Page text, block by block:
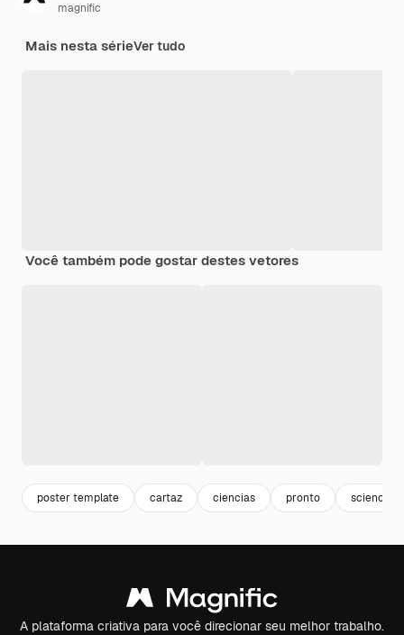
magnific
Mais nesta sérieVer tudo
Você também pode gostar destes vetores
poster template cartaz ciencias pronto science
A plataforma criativa para você direcionar seu melhor trabalho.